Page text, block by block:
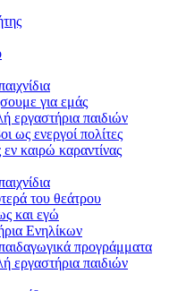
για εμάς
εργαστήρια παιδιών
ως ενεργοί πολίτες
εν καιρώ καραντίνας
του θεάτρου
και εγώ
Ενηλίκων
προγράμματα
εργαστήρια παιδιών